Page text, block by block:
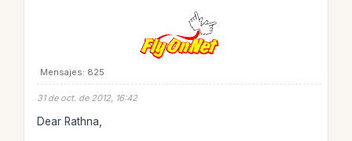
Mensajes: 825
31 de oct. de 2012, 16:42
Dear Rathna,